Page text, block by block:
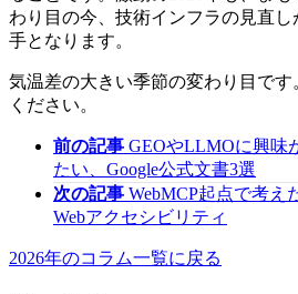
わり目の今、技術インフラの見直
手となります。
気温差の大きい季節の変わり目で
ください。
前の記事 GEOやLLMOに興味
たい、Google公式文書3選
次の記事 WebMCP起点で考え
Webアクセシビリティ
2026年のコラム一覧に戻る